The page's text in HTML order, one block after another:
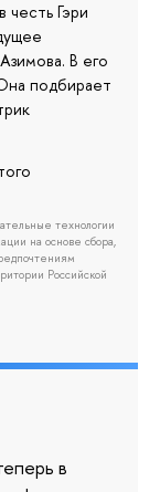
честь Гэри
В его
подбирает
технологии
на основе сбора,
Российской
в